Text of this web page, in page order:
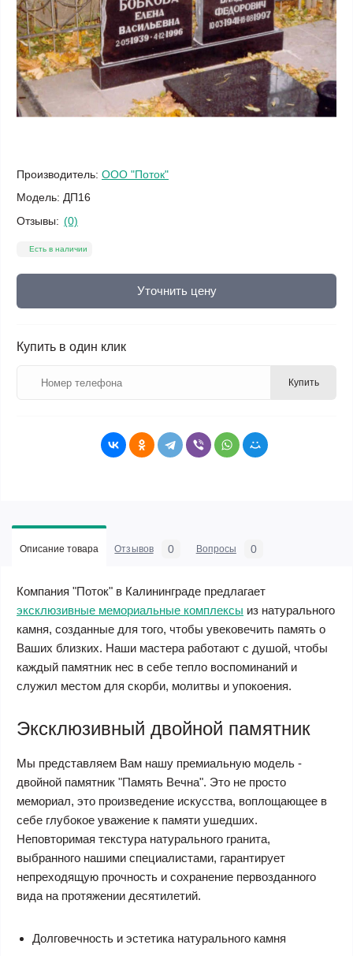
Производитель: ООО "Поток"
Модель: ДП16
Отзывы: (0)
Есть в наличии
Уточнить цену
Купить в один клик
Купить
Описание товара Отзывов 0 Вопросы 0
Компания "Поток" в Калининграде предлагает
эксклюзивные мемориальные комплексы из натурального
камня, созданные для того, чтобы увековечить память о
Ваших близких. Наши мастера работают с душой, чтобы
каждый памятник нес в себе тепло воспоминаний и
служил местом для скорби, молитвы и упокоения.
Эксклюзивный двойной памятник
Мы представляем Вам нашу премиальную модель -
двойной памятник "Память Вечна". Это не просто
мемориал, это произведение искусства, воплощающее в
себе глубокое уважение к памяти ушедших.
Неповторимая текстура натурального гранита,
выбранного нашими специалистами, гарантирует
непреходящую прочность и сохранение первозданного
вида на протяжении десятилетий.
Долговечность и эстетика натурального камня